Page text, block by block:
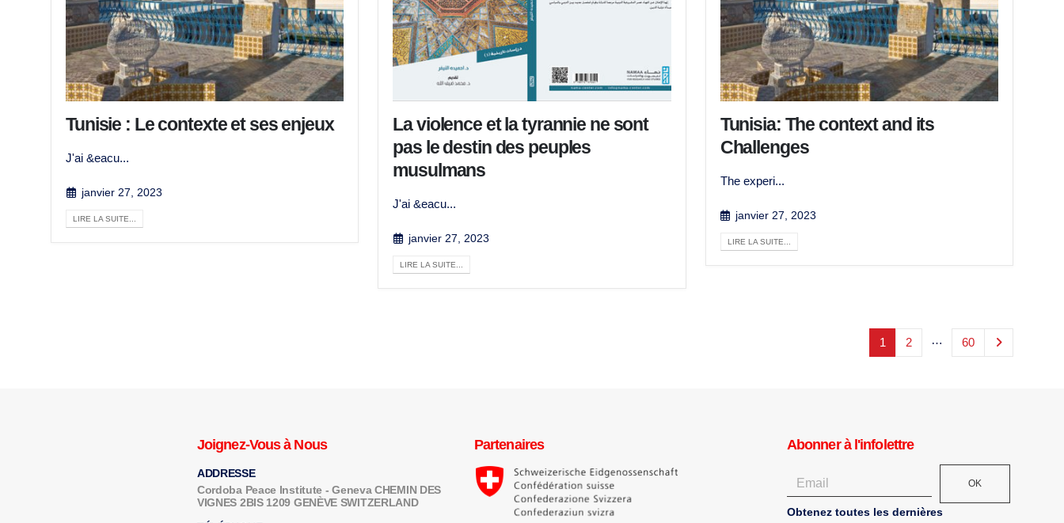
Tunisie : Le contexte et ses enjeux
J'ai &eacu...
janvier 27, 2023
LIRE LA SUITE...
La violence et la tyrannie ne sont
pas le destin des peuples
musulmans
J'ai &eacu...
janvier 27, 2023
LIRE LA SUITE...
Tunisia: The context and its
Challenges
The experi...
janvier 27, 2023
LIRE LA SUITE...
1 2 … 60
Joignez-Vous à Nous
ADDRESSE
Cordoba Peace Institute - Geneva CHEMIN DES
VIGNES 2BIS 1209 GENÈVE SWITZERLAND
Partenaires Abonner à l'infolettre
OK
Obtenez toutes les dernières